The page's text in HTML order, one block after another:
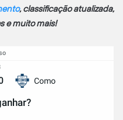
, classificação atualizada,
e muito mais!
Como